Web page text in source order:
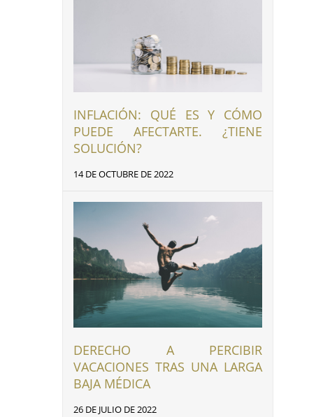
INFLACIÓN: QUÉ ES Y CÓMO
PUEDE AFECTARTE. ¿TIENE
SOLUCIÓN?
14 DE OCTUBRE DE 2022
DERECHO A PERCIBIR
VACACIONES TRAS UNA LARGA
BAJA MÉDICA
26 DE JULIO DE 2022